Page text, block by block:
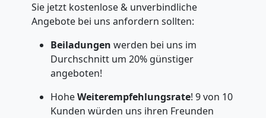
Sie jetzt kostenlose & unverbindliche
Angebote bei uns anfordern sollten:
Beiladungen werden bei uns im
Durchschnitt um 20% günstiger
angeboten!
HoheWeiterempfehlungsrate! 9 von 10
Kunden würden uns ihren Freunden